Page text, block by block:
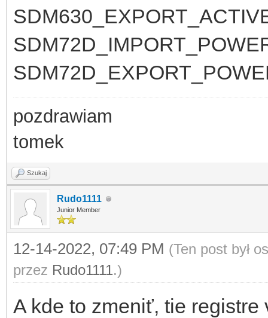
pozdrawiam
tomek
Szukaj
Rudo1111
Junior Member
12-14-2022, 07:49 PM (Ten post był
przez Rudo1111.)
A kde to zmeniť, tie registre